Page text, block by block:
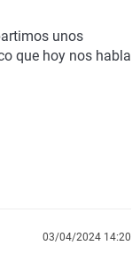
unos
que hoy nos habla
03/04/2024 14:20